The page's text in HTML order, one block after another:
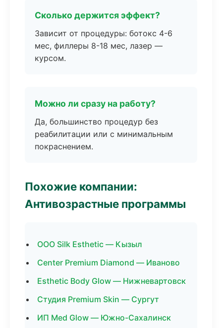
Сколько держится эффект?
Зависит от процедуры: ботокс 4-6
мес, филлеры 8-18 мес, лазер —
курсом.
Можно ли сразу на работу?
Да, большинство процедур без
реабилитации или с минимальным
покраснением.
Похожие компании:
Антивозрастные программы
ООО Silk Esthetic — Кызыл
Center Premium Diamond — Иваново
Esthetic Body Glow — Нижневартовск
Студия Premium Skin — Сургут
ИП Med Glow — Южно-Сахалинск